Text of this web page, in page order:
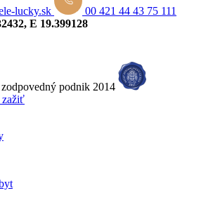
lucky.sk
00 421 44 43 75 111
E 19.399128